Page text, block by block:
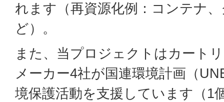
れます（再資源化例：コンテナ
ど）。
また、当プロジェクトはカート
メーカー4社が国連環境計画（
境保護活動を支援しています（1